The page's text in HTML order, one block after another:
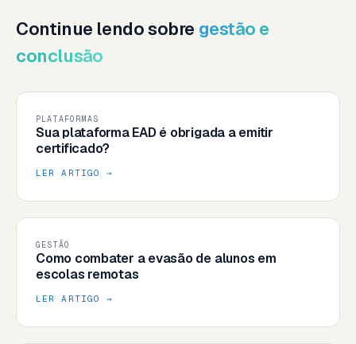
Continue lendo sobre gestão e
conclusão
PLATAFORMAS
Sua plataforma EAD é obrigada a emitir
certificado?
LER ARTIGO →
GESTÃO
Como combater a evasão de alunos em
escolas remotas
LER ARTIGO →